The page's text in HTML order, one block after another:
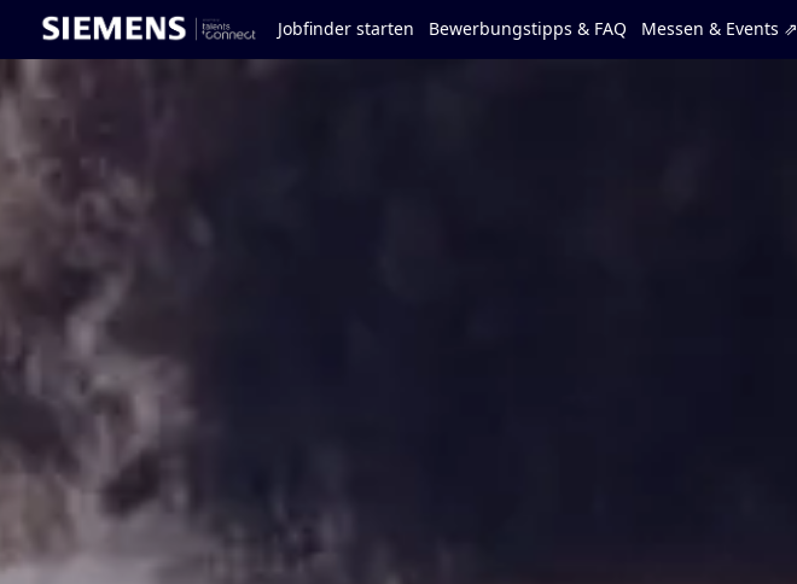
Jobfinder starten Bewerbungstipps & FAQ Messen & Events ⇗